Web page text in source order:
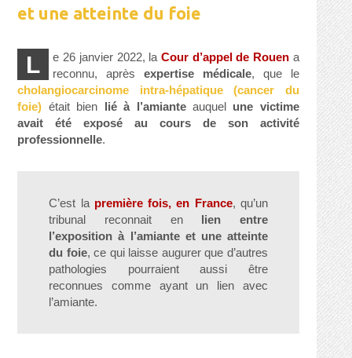
et une atteinte du foie
L e 26 janvier 2022, la Cour d’appel de Rouen a
reconnu, aprèsexpertise médicale, que le
cholangiocarcinome intra-hépatique (cancer du
foie) était bien lié à l’amianteauquel une victime
avait été exposé au cours de son activité
professionnelle.
C’est la première fois, en France, qu’un
tribunal reconnait en lien entre
l’exposition à l’amiante et une atteinte
du foie, ce qui laisse augurer que d’autres
pathologies pourraient aussi être
reconnues comme ayant un lien avec
l’amiante.